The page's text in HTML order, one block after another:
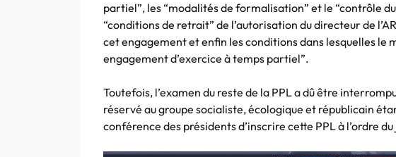
partiel”, les “modalités de formalisation” et le “contrôle
“conditions de retrait” de l’autorisation du directeur de
cet engagement et enfin les conditions dans lesquelles le
engagement d’exercice à temps partiel”.
Toutefois, l’examen du reste de la PPL a dû être
réservé au groupe socialiste, écologique et républicain
conférence des présidents d’inscrire cette PPL à l’ordre